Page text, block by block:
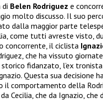
di Belen Rodriguez e
molto discusso. Il suo
dalla maggior parte
come tutti avreste visto,
concorrente, il ciclista
che ha vissuto
fidanzato, l’ex tronista
Questa sua
comportamento della
Cecilia, che da Ignazio,